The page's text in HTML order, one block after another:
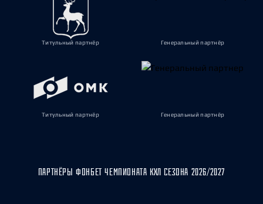
Титульный партнёр Генеральный партнёр
Титульный партнёр Генеральный партнёр
ПАРТНЁРЫ ФОНБЕТ ЧЕМПИОНАТА КХЛ СЕЗОНА 2026/2027